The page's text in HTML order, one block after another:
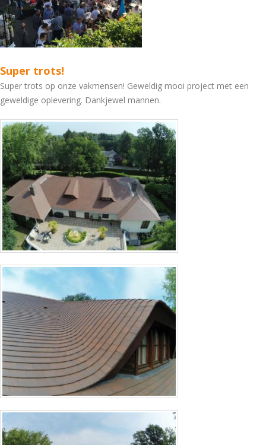
Super trots!
Super trots op onze vakmensen! Geweldig mooi project met een
geweldige oplevering. Dankjewel mannen.